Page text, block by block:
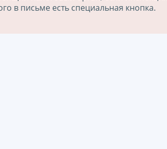
в письме есть специальная кнопка.